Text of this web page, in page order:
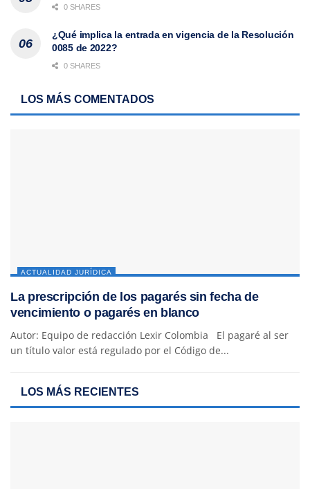
0 SHARES
¿Qué implica la entrada en vigencia de la Resolución
0085 de 2022?
0 SHARES
LOS MÁS COMENTADOS
ACTUALIDAD JURÍDICA
La prescripción de los pagarés sin fecha de
vencimiento o pagarés en blanco
Autor: Equipo de redacción Lexir Colombia El pagaré al ser
un título valor está regulado por el Código de...
LOS MÁS RECIENTES